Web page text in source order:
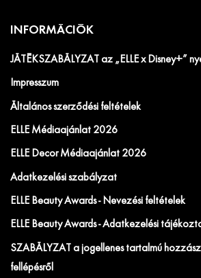
INFORMÁCIÓK
JÁTÉKSZABÁLYZAT az „ELLE x Disney+”
Impresszum
Általános szerződési feltételek
ELLE Médiaajánlat 2026
ELLE Decor Médiaajánlat 2026
Adatkezelési szabályzat
ELLE Beauty Awards - Nevezési feltételek
ELLE Beauty Awards - Adatkezelési
SZABÁLYZAT a jogellenes tartalmú
fellépésről